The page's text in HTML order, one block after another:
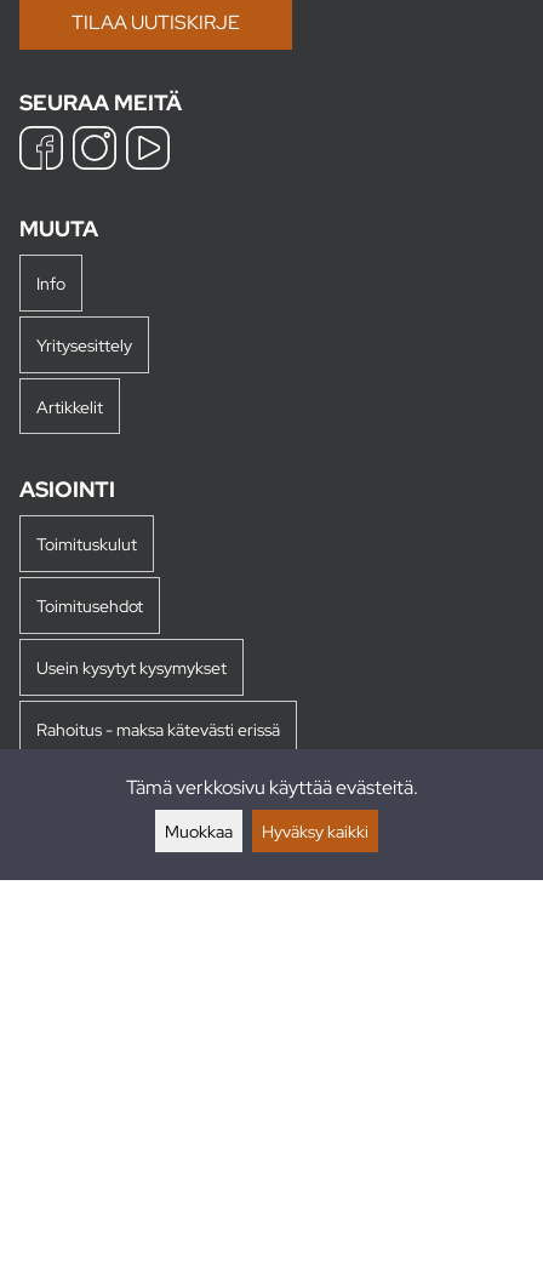
SEURAA MEITÄ
MUUTA
Info
Yritysesittely
Artikkelit
ASIOINTI
Toimituskulut
Toimitusehdot
Usein kysytyt kysymykset
Rahoitus - maksa kätevästi erissä
Tämä verkkosivu käyttää evästeitä.
Muokkaa Hyväksy kaikki